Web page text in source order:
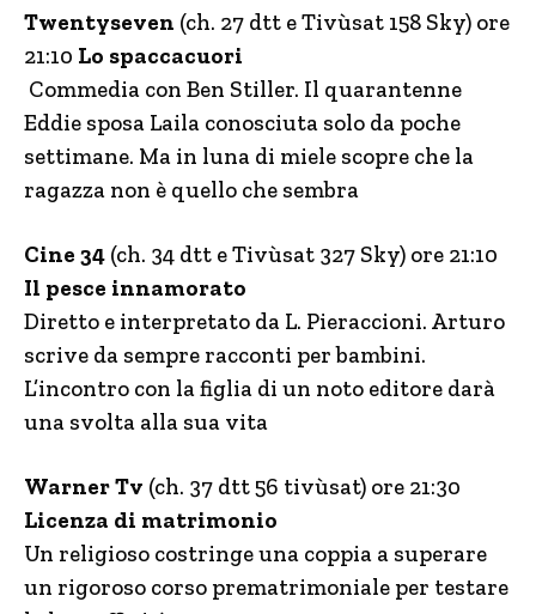
Twentyseven (ch. 27 dtt e Tivùsat 158 Sky) ore
21:10 Lo spaccacuori
Commedia con Ben Stiller. Il quarantenne
Eddie sposa Laila conosciuta solo da poche
settimane. Ma in luna di miele scopre che la
ragazza non è quello che sembra
Cine 34 (ch. 34 dtt e Tivùsat 327 Sky) ore 21:10
Il pesce innamorato
Diretto e interpretato da L. Pieraccioni. Arturo
scrive da sempre racconti per bambini.
L’incontro con la figlia di un noto editore darà
una svolta alla sua vita
Warner Tv (ch. 37 dtt 56 tivùsat) ore 21:30
Licenza di matrimonio
Un religioso costringe una coppia a superare
un rigoroso corso prematrimoniale per testare